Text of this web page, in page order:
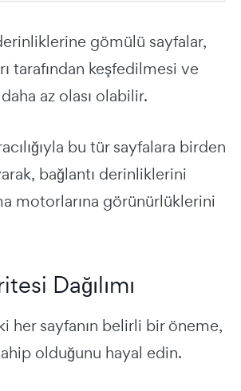
gömülü sayfalar,
tarafından keşfedilmesi ve
az olası olabilir.
bu tür sayfalara birden
bağlantı derinliklerini
motorlarına görünürlüklerini
Dağılımı
her sayfanın belirli bir öneme,
olduğunu hayal edin.